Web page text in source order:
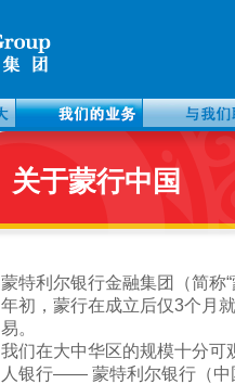
关于蒙行中国
蒙特利尔银行金融集团（简称
年初，蒙行在成立后仅3个月
易。
我们在大中华区的规模十分
人银行—— 蒙特利尔银行（中